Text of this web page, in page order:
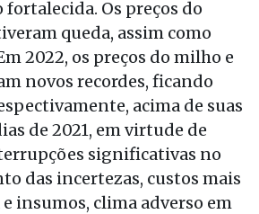
fortalecida. Os preços do
queda, assim como
2022, os preços do milho e
novos recordes, ficando
acima de suas
de 2021, em virtude de
significativas no
das incertezas, custos mais
insumos, clima adverso em